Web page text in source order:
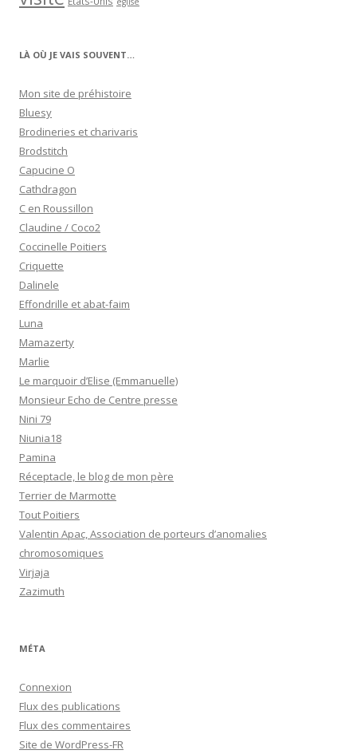
LÀ OÙ JE VAIS SOUVENT…
Mon site de préhistoire
Bluesy
Brodineries et charivaris
Brodstitch
Capucine O
Cathdragon
C en Roussillon
Claudine / Coco2
Coccinelle Poitiers
Criquette
Dalinele
Effondrille et abat-faim
Luna
Mamazerty
Marlie
Le marquoir d’Elise (Emmanuelle)
Monsieur Echo de Centre presse
Nini 79
Niunia18
Pamina
Réceptacle, le blog de mon père
Terrier de Marmotte
Tout Poitiers
Valentin Apac, Association de porteurs d’anomalies
chromosomiques
Virjaja
Zazimuth
MÉTA
Connexion
Flux des publications
Flux des commentaires
Site de WordPress-FR